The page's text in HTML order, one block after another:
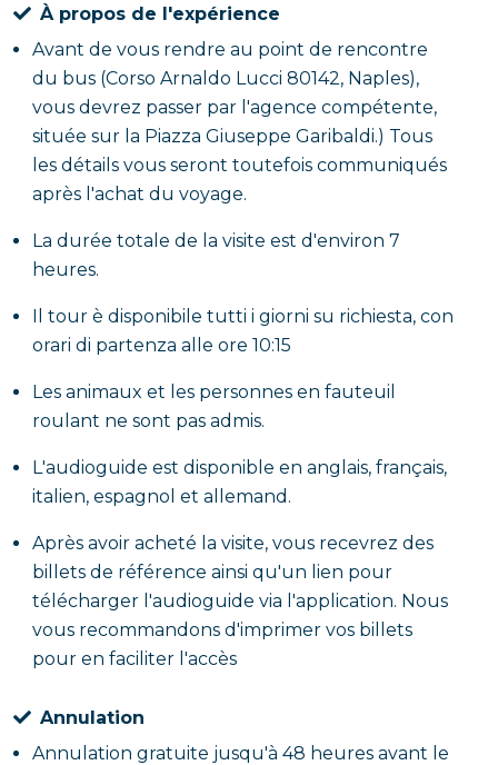
À propos de l'expérience
Avant de vous rendre au point de rencontre
du bus (Corso Arnaldo Lucci 80142, Naples),
vous devrez passer par l'agence compétente,
située sur la Piazza Giuseppe Garibaldi.) Tous
les détails vous seront toutefois communiqués
après l'achat du voyage.
La durée totale de la visite est d'environ 7
heures.
Il tour è disponibile tutti i giorni su richiesta, con
orari di partenza alle ore 10:15
Les animaux et les personnes en fauteuil
roulant ne sont pas admis.
L'audioguide est disponible en anglais, français,
italien, espagnol et allemand.
Après avoir acheté la visite, vous recevrez des
billets de référence ainsi qu'un lien pour
télécharger l'audioguide via l'application. Nous
vous recommandons d'imprimer vos billets
pour en faciliter l'accès
Annulation
Annulation gratuite jusqu'à 48 heures avant le